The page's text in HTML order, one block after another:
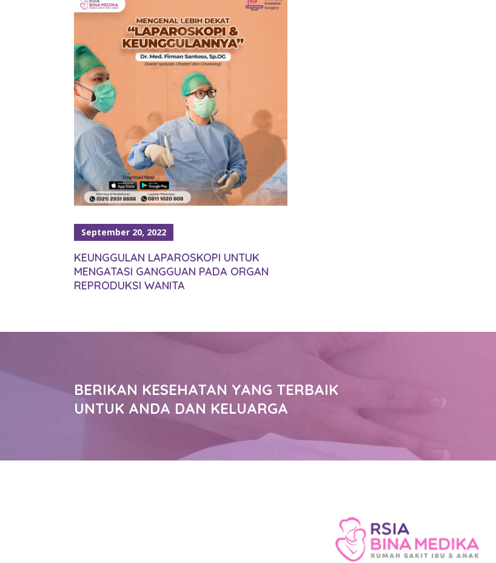
September 20, 2022
KEUNGGULAN LAPAROSKOPI UNTUK
MENGATASI GANGGUAN PADA ORGAN
REPRODUKSI WANITA
BERIKAN KESEHATAN YANG TERBAIK
UNTUK ANDA DAN KELUARGA